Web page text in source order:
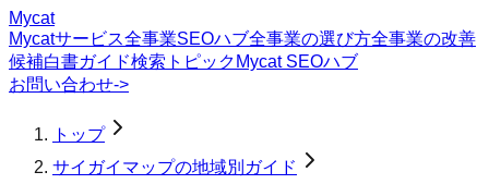
Mycat
Mycatサービス全事業SEOハブ全事業の選び方全事業の改善
候補白書ガイド検索トピック Mycat SEOハブ
お問い合わせ->
トップ
サイガイマップの地域別ガイド